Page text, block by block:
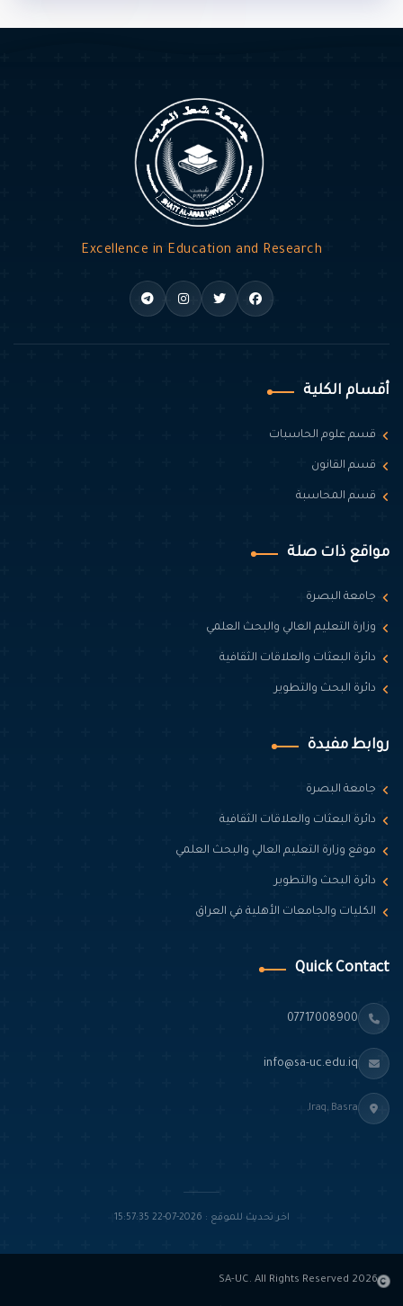
Excellence in Education and Research
أقسام الكلية
قسم علوم الحاسبات
قسم القانون
قسم المحاسبة
مواقع ذات صلة
جامعة البصرة
وزارة التعليم العالي والبحث العلمي
دائرة البعثات والعلاقات الثقافية
دائرة البحث والتطوير
روابط مفيدة
جامعة البصرة
دائرة البعثات والعلاقات الثقافية
موقع وزارة التعليم العالي والبحث العلمي
دائرة البحث والتطوير
الكليات والجامعات الأهلية في العراق
Quick Contact
07717008900
info@sa-uc.edu.iq
Iraq, Basra,
اخر تحديث للموقع : 2026-07-22 15:57:35
2026 SA-UC. All Rights Reserved